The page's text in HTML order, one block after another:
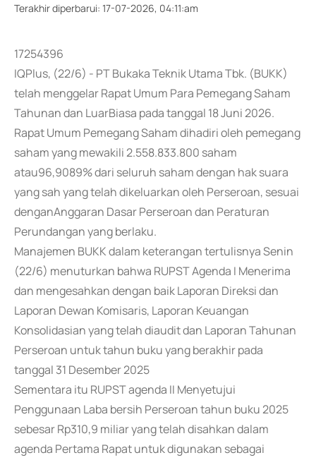
Terakhir diperbarui: 17-07-2026, 04:11:am
17254396
IQPlus, (22/6) - PT Bukaka Teknik Utama Tbk. (BUKK)
telah menggelar Rapat Umum Para Pemegang Saham
Tahunan dan LuarBiasa pada tanggal 18 Juni 2026.
Rapat Umum Pemegang Saham dihadiri oleh pemegang
saham yang mewakili 2.558.833.800 saham
atau96,9089% dari seluruh saham dengan hak suara
yang sah yang telah dikeluarkan oleh Perseroan, sesuai
denganAnggaran Dasar Perseroan dan Peraturan
Perundangan yang berlaku.
Manajemen BUKK dalam keterangan tertulisnya Senin
(22/6) menuturkan bahwa RUPST Agenda I Menerima
dan mengesahkan dengan baik Laporan Direksi dan
Laporan Dewan Komisaris, Laporan Keuangan
Konsolidasian yang telah diaudit dan Laporan Tahunan
Perseroan untuk tahun buku yang berakhir pada
tanggal 31 Desember 2025
Sementara itu RUPST agenda II Menyetujui
Penggunaan Laba bersih Perseroan tahun buku 2025
sebesar Rp310,9 miliar yang telah disahkan dalam
agenda Pertama Rapat untuk digunakan sebagai